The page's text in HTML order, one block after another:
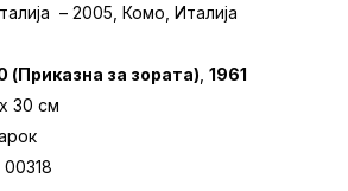
– 2005, Комо, Италија
(Приказна за зората) 1961
30 см